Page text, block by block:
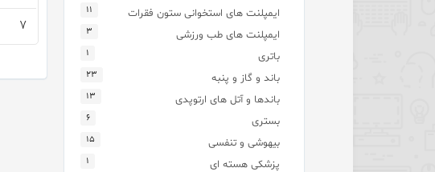
۷
ایمپلنت های استخوانی ستون فقرات ۱۱
ایمپلنت های طب ورزشی ۳
باتری ۱
باند و گاز و پنبه ۲۳
باندها و آتل های ارتوپدی ۱۳
بستری ۶
بیهوشی و تنفسی ۱۵
پزشکی هسته ای ۱